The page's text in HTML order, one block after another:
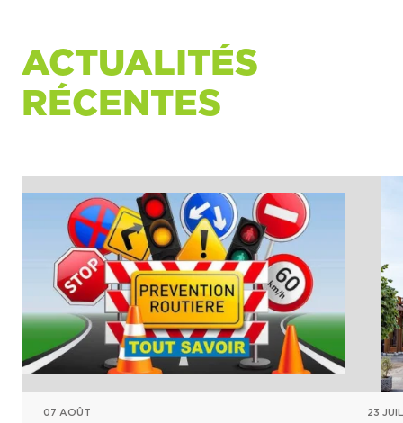
ACTUALITÉS
RÉCENTES
07 AOÛT 23